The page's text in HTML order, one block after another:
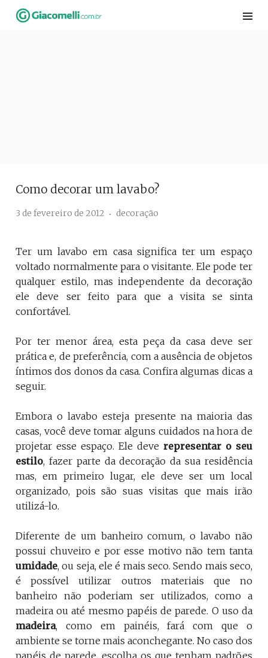
Skip
Como decorar um lavabo?
3 de fevereiro de 2012 decoração
Ter um lavabo em casa significa ter um espaço
voltado normalmente para o visitante. Ele pode ter
qualquer estilo, mas independente da decoração
ele deve ser feito para que a visita se sinta
confortável.
Por ter menor área, esta peça da casa deve ser
prática e, de preferência, com a ausência de objetos
íntimos dos donos da casa. Confira algumas dicas a
seguir.
Embora o lavabo esteja presente na maioria das
casas, você deve tomar alguns cuidados na hora de
projetar esse espaço. Ele deve representar o seu
estilo, fazer parte da decoração da sua residência
mas, em primeiro lugar, ele deve ser um local
organizado, pois são suas visitas que mais irão
utilizá-lo.
Diferente de um banheiro comum, o lavabo não
possui chuveiro e por esse motivo não tem tanta
umidade, ou seja, ele é mais seco. Sendo mais seco,
é possível utilizar outros materiais que no
banheiro não poderiam ser utilizados, como a
madeira ou até mesmo papéis de parede. O uso da
madeira, como em painéis, fará com que o
ambiente se torne mais aconchegante. No caso dos
papéis de parede, escolha os que tenham padrões